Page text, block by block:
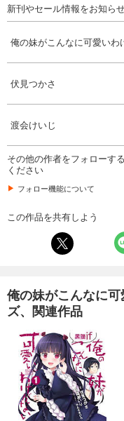
新刊やセール情報をお知らせ
俺の妹がこんなに可愛いわ
伏見つかさ
渡会けいじ
その他の作者をフォローす
ください
フォロー機能について
この作品を共有しよう
俺の妹がこんなに
ズ、関連作品